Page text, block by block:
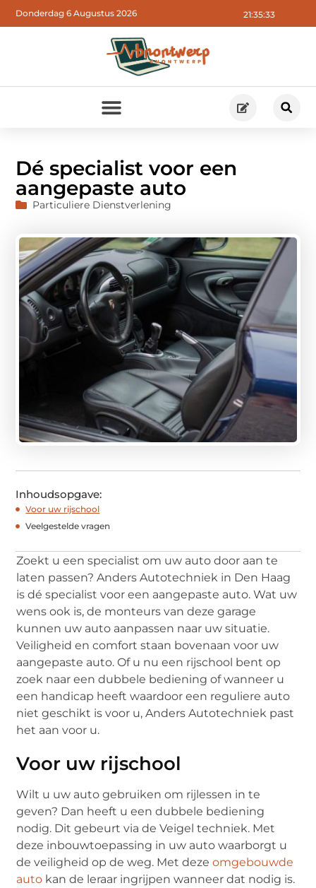
21:35:34
Donderdag 6 Augustus 2026
Dé specialist voor een
aangepaste auto
Particuliere Dienstverlening
Inhoudsopgave:
Voor uw rijschool
Veelgestelde vragen
Zoekt u een specialist om uw auto door aan te
laten passen? Anders Autotechniek in Den Haag
is dé specialist voor een aangepaste auto. Wat uw
wens ook is, de monteurs van deze garage
kunnen uw auto aanpassen naar uw situatie.
Veiligheid en comfort staan bovenaan voor uw
aangepaste auto. Of u nu een rijschool bent op
zoek naar een dubbele bediening of wanneer u
een handicap heeft waardoor een reguliere auto
niet geschikt is voor u, Anders Autotechniek past
het aan voor u.
Voor uw rijschool
Wilt u uw auto gebruiken om rijlessen in te
geven? Dan heeft u een dubbele bediening
nodig. Dit gebeurt via de Veigel techniek. Met
deze inbouwtoepassing in uw auto waarborgt u
de veiligheid op de weg. Met dezeomgebouwde
auto kan de leraar ingrijpen wanneer dat nodig is.